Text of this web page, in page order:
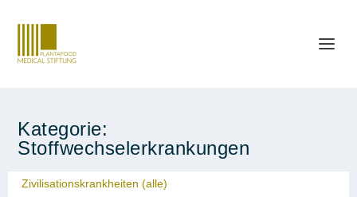
Kategorie:
Stoffwechselerkrankungen
Zivilisationskrankheiten (alle)